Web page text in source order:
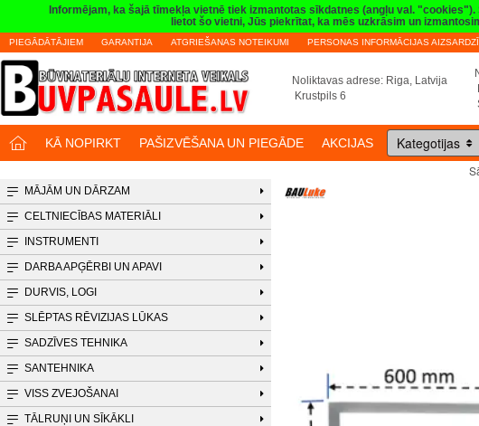
Informējam, ka šajā tīmekļa vietnē tiek izmantotas sīkdatnes (angļu val.
lietot šo vietni, Jūs piekrītat, ka mēs uzkrāsim un
PIEGĀDĀTĀJIEM GARANTIJA ATGRIEŠANAS NOTEIKUMI PERSONAS INFORMĀCIJAS
Noliktavas adrese: Riga, Latvija
Krustpils 6
KĀ NOPIRKT PAŠIZVĒŠANA UN PIEGĀDE AKCIJAS Kategotijas
MĀJĀM UN DĀRZAM
CELTNIECĪBAS MATERIĀLI
INSTRUMENTI
DARBA APĢĒRBI UN APAVI
DURVIS, LOGI
SLĒPTAS RĒVIZIJAS LŪKAS
SADZĪVES TEHNIKA
SANTEHNIKA
VISS ZVEJOŠANAI
TĀLRUŅI UN SĪKĀKLI